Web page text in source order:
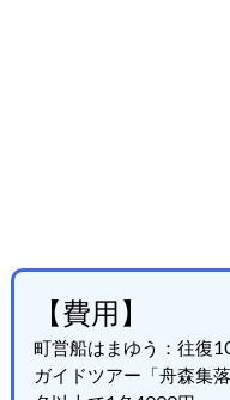
【費用】
町営船はまゆう：往復
ガイドツアー「舟森集